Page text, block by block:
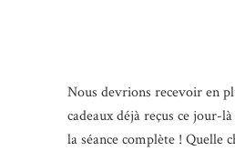
Nous devrions recevoir en
cadeaux déjà reçus ce jour-
la séance complète ! Quelle